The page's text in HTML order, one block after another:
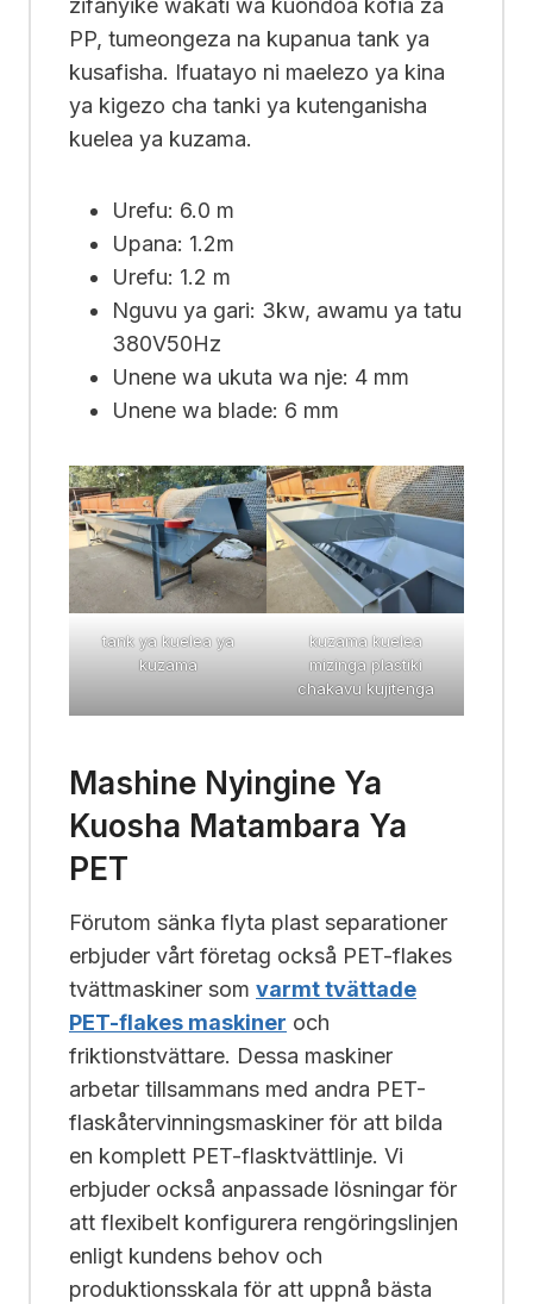
zifanyike wakati wa kuondoa kofia za
PP, tumeongeza na kupanua tank ya
kusafisha. Ifuatayo ni maelezo ya kina
ya kigezo cha tanki ya kutenganisha
kuelea ya kuzama.
Urefu: 6.0 m
Upana: 1.2m
Urefu: 1.2 m
Nguvu ya gari: 3kw, awamu ya tatu
380V50Hz
Unene wa ukuta wa nje: 4 mm
Unene wa blade: 6 mm
tank ya kuelea ya
kuzama
kuzama kuelea
mizinga plastiki
chakavu kujitenga
Mashine Nyingine Ya
Kuosha Matambara Ya
PET
Förutom sänka flyta plast separationer
erbjuder vårt företag också PET-flakes
tvättmaskiner som varmt tvättade
PET-flakes maskiner och
friktionstvättare. Dessa maskiner
arbetar tillsammans med andra PET-
flaskåtervinningsmaskiner för att bilda
en komplett PET-flasktvättlinje. Vi
erbjuder också anpassade lösningar för
att flexibelt konfigurera rengöringslinjen
enligt kundens behov och
produktionsskala för att uppnå bästa